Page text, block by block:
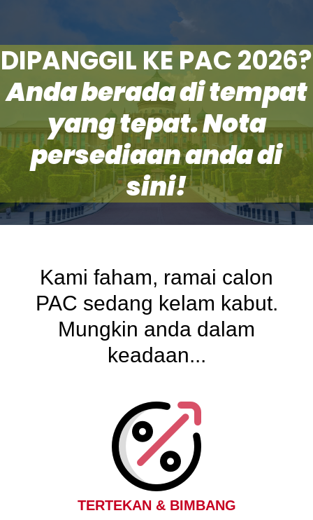
DIPANGGIL KE PAC 2026?
Anda berada di tempat
yang tepat. Nota
persediaan anda di
sini!
Kami faham, ramai calon
PAC sedang kelam kabut.
Mungkin anda dalam
keadaan...
TERTEKAN & BIMBANG